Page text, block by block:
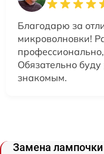
Благодарю за
микроволновки!
Обязательно
знакомым.
Замена лампочки